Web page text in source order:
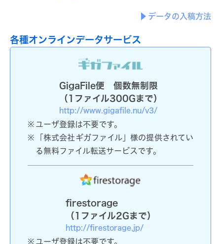
データの入稿方法
各種オンラインデータサービス
GigaFile便 個数無制限
（1ファイル300Gまで）
http://www.gigafile.nu/v3/
ユーザ登録は不要です。
「株式会社ギガファイル」様の提供されてい
る無料ファイル転送サービスです。
firestorage
（1ファイル2Gまで）
http://firestorage.jp/
ユーザ登録は不要です。